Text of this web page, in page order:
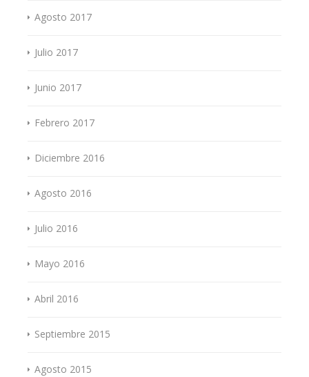
Agosto 2017
Julio 2017
Junio 2017
Febrero 2017
Diciembre 2016
Agosto 2016
Julio 2016
Mayo 2016
Abril 2016
Septiembre 2015
Agosto 2015